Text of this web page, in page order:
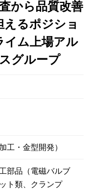
から品質改善
えるポジショ
イム上場アル
グループ
工・金型開発）
部品（電磁バルブ
ト類、クランプ